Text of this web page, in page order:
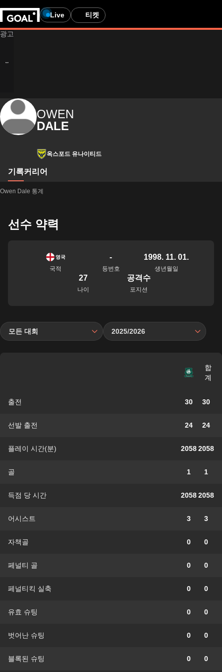
Live 티켓
OWEN
DALE
옥스포드 유나이티드
기록커리어
Owen Dale 통계
선수 약력
영국
국적
-
등번호
1998. 11. 01.
생년월일
27
나이
공격수
포지션
모든 대회 2025/2026
합
계
출전 30 30
선발 출전 24 24
플레이 시간(분) 20582058
골 1 1
득점 당 시간 20582058
어시스트 3 3
자책골 0 0
페널티 골 0 0
페널티킥 실축 0 0
유효 슈팅 0 0
벗어난 슈팅 0 0
블록된 슈팅 0 0